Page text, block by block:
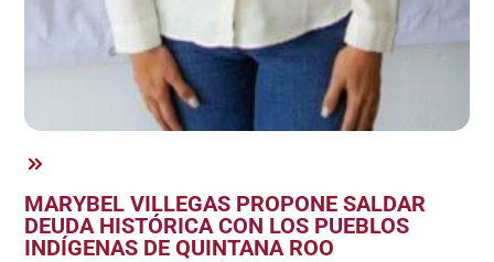
MARYBEL VILLEGAS PROPONE SALDAR
DEUDA HISTÓRICA CON LOS PUEBLOS
INDÍGENAS DE QUINTANA ROO